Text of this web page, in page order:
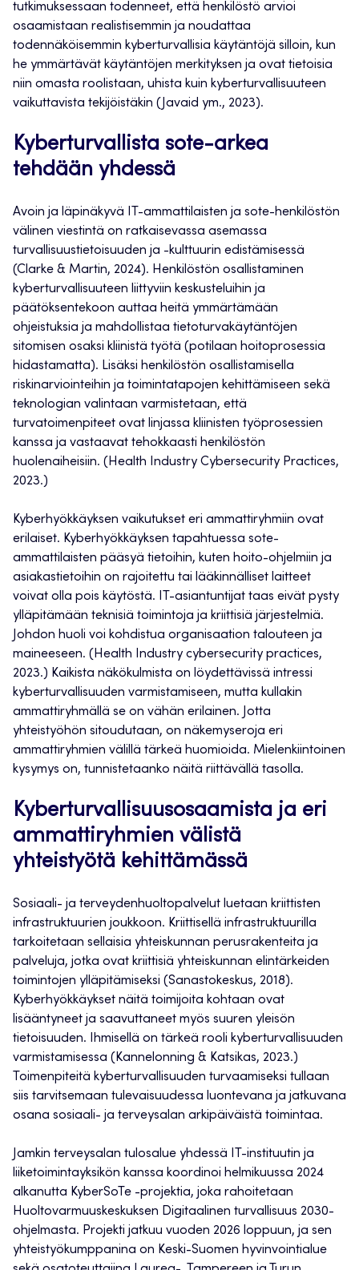
tutkimuksessaan todenneet, että henkilöstö arvioi
osaamistaan realistisemmin ja noudattaa
todennäköisemmin kyberturvallisia käytäntöjä silloin, kun
he ymmärtävät käytäntöjen merkityksen ja ovat tietoisia
niin omasta roolistaan, uhista kuin kyberturvallisuuteen
vaikuttavista tekijöistäkin (Javaid ym., 2023).
Kyberturvallista sote-arkea
tehdään yhdessä
Avoin ja läpinäkyvä IT-ammattilaisten ja sote-henkilöstön
välinen viestintä on ratkaisevassa asemassa
turvallisuustietoisuuden ja -kulttuurin edistämisessä
(Clarke & Martin, 2024). Henkilöstön osallistaminen
kyberturvallisuuteen liittyviin keskusteluihin ja
päätöksentekoon auttaa heitä ymmärtämään
ohjeistuksia ja mahdollistaa tietoturvakäytäntöjen
sitomisen osaksi kliinistä työtä (potilaan hoitoprosessia
hidastamatta). Lisäksi henkilöstön osallistamisella
riskinarviointeihin ja toimintatapojen kehittämiseen sekä
teknologian valintaan varmistetaan, että
turvatoimenpiteet ovat linjassa kliinisten työprosessien
kanssa ja vastaavat tehokkaasti henkilöstön
huolenaiheisiin. (Health Industry Cybersecurity Practices,
2023.)
Kyberhyökkäyksen vaikutukset eri ammattiryhmiin ovat
erilaiset. Kyberhyökkäyksen tapahtuessa sote-
ammattilaisten pääsyä tietoihin, kuten hoito-ohjelmiin ja
asiakastietoihin on rajoitettu tai lääkinnälliset laitteet
voivat olla pois käytöstä. IT-asiantuntijat taas eivät pysty
ylläpitämään teknisiä toimintoja ja kriittisiä järjestelmiä.
Johdon huoli voi kohdistua organisaation talouteen ja
maineeseen. (Health Industry cybersecurity practices,
2023.) Kaikista näkökulmista on löydettävissä intressi
kyberturvallisuuden varmistamiseen, mutta kullakin
ammattiryhmällä se on vähän erilainen. Jotta
yhteistyöhön sitoudutaan, on näkemyseroja eri
ammattiryhmien välillä tärkeä huomioida. Mielenkiintoinen
kysymys on, tunnistetaanko näitä riittävällä tasolla.
Kyberturvallisuusosaamista ja eri
ammattiryhmien välistä
yhteistyötä kehittämässä
Sosiaali- ja terveydenhuoltopalvelut luetaan kriittisten
infrastruktuurien joukkoon. Kriittisellä infrastruktuurilla
tarkoitetaan sellaisia yhteiskunnan perusrakenteita ja
palveluja, jotka ovat kriittisiä yhteiskunnan elintärkeiden
toimintojen ylläpitämiseksi (Sanastokeskus, 2018).
Kyberhyökkäykset näitä toimijoita kohtaan ovat
lisääntyneet ja saavuttaneet myös suuren yleisön
tietoisuuden. Ihmisellä on tärkeä rooli kyberturvallisuuden
varmistamisessa (Kannelonning & Katsikas, 2023.)
Toimenpiteitä kyberturvallisuuden turvaamiseksi tullaan
siis tarvitsemaan tulevaisuudessa luontevana ja jatkuvana
osana sosiaali- ja terveysalan arkipäiväistä toimintaa.
Jamkin terveysalan tulosalue yhdessä IT-instituutin ja
liiketoimintayksikön kanssa koordinoi helmikuussa 2024
alkanutta KyberSoTe -projektia, joka rahoitetaan
Huoltovarmuuskeskuksen Digitaalinen turvallisuus 2030-
ohjelmasta. Projekti jatkuu vuoden 2026 loppuun, ja sen
yhteistyökumppanina on Keski-Suomen hyvinvointialue